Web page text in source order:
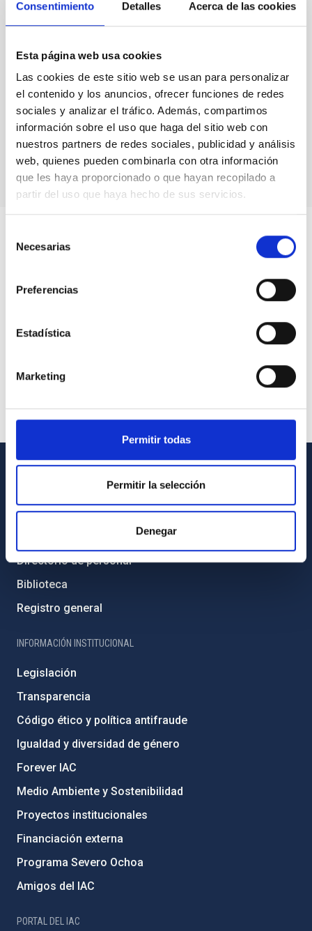
Consentimiento Detalles Acerca de las cookies
Esta página web usa cookies
Las cookies de este sitio web se usan para personalizar
el contenido y los anuncios, ofrecer funciones de redes
sociales y analizar el tráfico. Además, compartimos
información sobre el uso que haga del sitio web con
nuestros partners de redes sociales, publicidad y análisis
web, quienes pueden combinarla con otra información
que les haya proporcionado o que hayan recopilado a
partir del uso que haya hecho de sus servicios.
Necesarias
Preferencias
Estadística
Marketing
Permitir todas
Permitir la selección
Denegar
I Jornada sobre sobre Protección del Cielo y
Oportunidades de Empleo
INFORMACIÓN GENERAL
Contacto
Directorio de personal
Biblioteca
Registro general
INFORMACIÓN INSTITUCIONAL
Legislación
Transparencia
Código ético y política antifraude
Igualdad y diversidad de género
Forever IAC
Medio Ambiente y Sostenibilidad
Proyectos institucionales
Financiación externa
Programa Severo Ochoa
Amigos del IAC
PORTAL DEL IAC